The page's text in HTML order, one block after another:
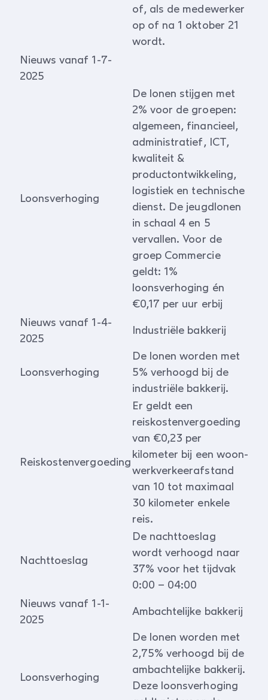
of, als de medewerker
op of na 1 oktober 21
wordt.
Nieuws vanaf 1-7-
2025
Loonsverhoging
De lonen stijgen met
2% voor de groepen:
algemeen, financieel,
administratief, ICT,
kwaliteit &
productontwikkeling,
logistiek en technische
dienst. De jeugdlonen
in schaal 4 en 5
vervallen. Voor de
groep Commercie
geldt: 1%
loonsverhoging én
€0,17 per uur erbij
Nieuws vanaf 1-4-
2025
Industriële bakkerij
Loonsverhoging
De lonen worden met
5% verhoogd bij de
industriële bakkerij.
Reiskostenvergoeding
Er geldt een
reiskostenvergoeding
van €0,23 per
kilometer bij een woon-
werkverkeerafstand
van 10 tot maximaal
30 kilometer enkele
reis.
Nachttoeslag
De nachttoeslag
wordt verhoogd naar
37% voor het tijdvak
0:00 – 04:00
Nieuws vanaf 1-1-
2025
Ambachtelijke bakkerij
Loonsverhoging
De lonen worden met
2,75% verhoogd bij de
ambachtelijke bakkerij.
Deze loonsverhoging